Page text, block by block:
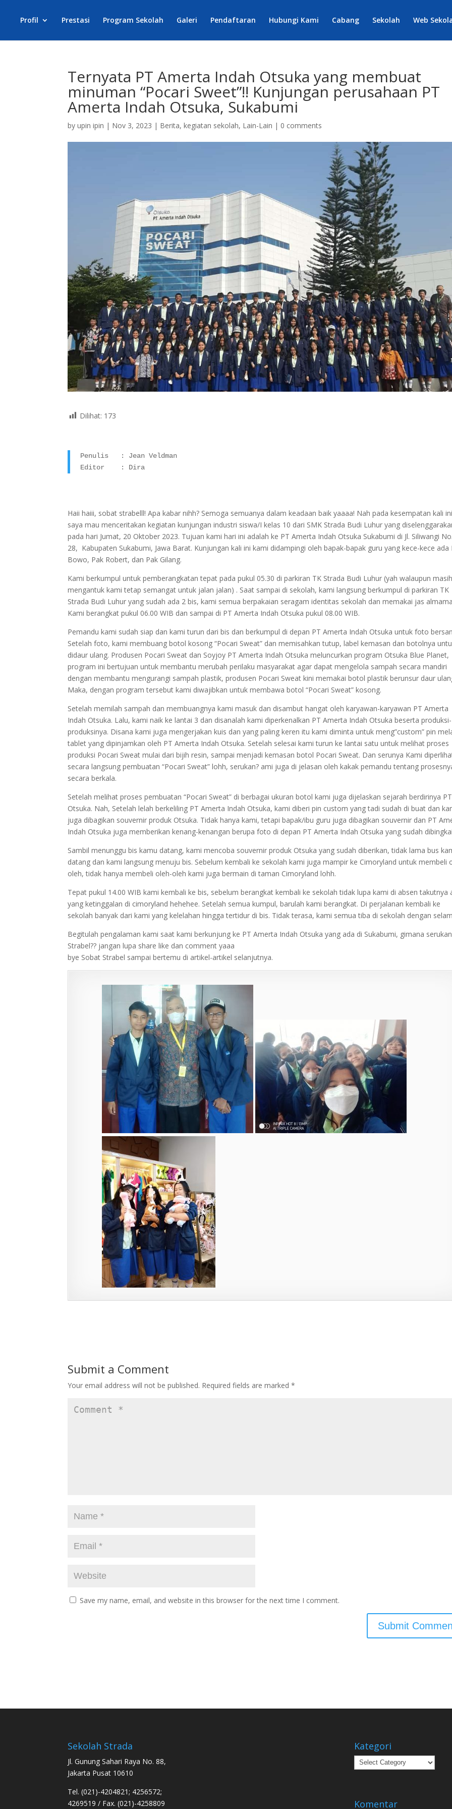
Profil Prestasi Program Sekolah Galeri Pendaftaran Hubungi Kami Cabang Sekolah Web
Ternyata PT Amerta Indah Otsuka yang membuat
minuman “Pocari Sweet”!! Kunjungan perusahaan PT
Amerta Indah Otsuka, Sukabumi
byupin ipin | Nov 3, 2023 | Berita,kegiatan sekolah, Lain-Lain | 0 comments
Dilihat: 173
Penulis   : Jean Veldman
Editor    : Dira
Haii haiii, sobat strabelll! Apa kabar nihh? Semoga semuanya dalam keadaan baik yaaaa! Nah pada kesempatan kali ini
saya mau menceritakan kegiatan kunjungan industri siswa/I kelas 10 dari SMK Strada Budi Luhur yang
pada hari Jumat, 20 Oktober 2023. Tujuan kami hari ini adalah ke PT Amerta Indah Otsuka Sukabumi di Jl. Siliwangi
28, Kabupaten Sukabumi, Jawa Barat. Kunjungan kali ini kami didampingi oleh bapak-bapak guru yang kece-kece ada
Bowo, Pak Robert, dan Pak Gilang.
Kami berkumpul untuk pemberangkatan tepat pada pukul 05.30 di parkiran TK Strada Budi Luhur (yah walaupun masih
mengantuk kami tetap semangat untuk jalan jalan) . Saat sampai di sekolah, kami langsung berkumpul di parkiran TK
Strada Budi Luhur yang sudah ada 2 bis, kami semua berpakaian seragam identitas sekolah dan memakai jas
Kami berangkat pukul 06.00 WIB dan sampai di PT Amerta Indah Otsuka pukul 08.00 WIB.
Pemandu kami sudah siap dan kami turun dari bis dan berkumpul di depan PT Amerta Indah Otsuka untuk foto
Setelah foto, kami membuang botol kosong “Pocari Sweat” dan memisahkan tutup, label kemasan dan botolnya
didaur ulang. Produsen Pocari Sweat dan Soyjoy PT Amerta Indah Otsuka meluncurkan program Otsuka Blue Planet,
program ini bertujuan untuk membantu merubah perilaku masyarakat agar dapat mengelola sampah secara mandiri
dengan membantu mengurangi sampah plastik, produsen Pocari Sweat kini memakai botol plastik berunsur daur
Maka, dengan program tersebut kami diwajibkan untuk membawa botol “Pocari Sweat” kosong.
Setelah memilah sampah dan membuangnya kami masuk dan disambut hangat oleh karyawan-karyawan PT Amerta
Indah Otsuka. Lalu, kami naik ke lantai 3 dan disanalah kami diperkenalkan PT Amerta Indah Otsuka beserta produksi-
produksinya. Disana kami juga mengerjakan kuis dan yang paling keren itu kami diminta untuk meng”custom” pin
tablet yang dipinjamkan oleh PT Amerta Indah Otsuka. Setelah selesai kami turun ke lantai satu untuk melihat proses
produksi Pocari Sweat mulai dari bijih resin, sampai menjadi kemasan botol Pocari Sweat. Dan serunya Kami
secara langsung pembuatan “Pocari Sweat” lohh, serukan? ami juga di jelasan oleh kakak pemandu tentang
secara berkala.
Setelah melihat proses pembuatan “Pocari Sweat” di berbagai ukuran botol kami juga dijelaskan sejarah berdirinya PT
Otsuka. Nah, Setelah lelah berkeliling PT Amerta Indah Otsuka, kami diberi pin custom yang tadi sudah di buat dan
juga dibagikan souvernir produk Otsuka. Tidak hanya kami, tetapi bapak/ibu guru juga dibagikan souvernir dan PT
Indah Otsuka juga memberikan kenang-kenangan berupa foto di depan PT Amerta Indah Otsuka yang sudah
Sambil menunggu bis kamu datang, kami mencoba souvernir produk Otsuka yang sudah diberikan, tidak lama bus
datang dan kami langsung menuju bis. Sebelum kembali ke sekolah kami juga mampir ke Cimoryland untuk membeli
oleh, tidak hanya membeli oleh-oleh kami juga bermain di taman Cimoryland lohh.
Tepat pukul 14.00 WIB kami kembali ke bis, sebelum berangkat kembali ke sekolah tidak lupa kami di absen takutnya
yang ketinggalan di cimoryland hehehee. Setelah semua kumpul, barulah kami berangkat. Di perjalanan kembali ke
sekolah banyak dari kami yang kelelahan hingga tertidur di bis. Tidak terasa, kami semua tiba di sekolah dengan
Begitulah pengalaman kami saat kami berkunjung ke PT Amerta Indah Otsuka yang ada di Sukabumi, gimana serukan
Strabel?? jangan lupa share like dan comment yaaa
bye Sobat Strabel sampai bertemu di artikel-artikel selanjutnya.
Submit a Comment
Your email address will not be published. Required fields are marked*
Save my name, email, and website in this browser for the next time I comment.
Sekolah Strada
Jl. Gunung Sahari Raya No. 88,
Jakarta Pusat 10610
Tel. (021)-4204821; 4256572;
4269519 / Fax. (021)-4258809
Kategori
Kategori
Komentar